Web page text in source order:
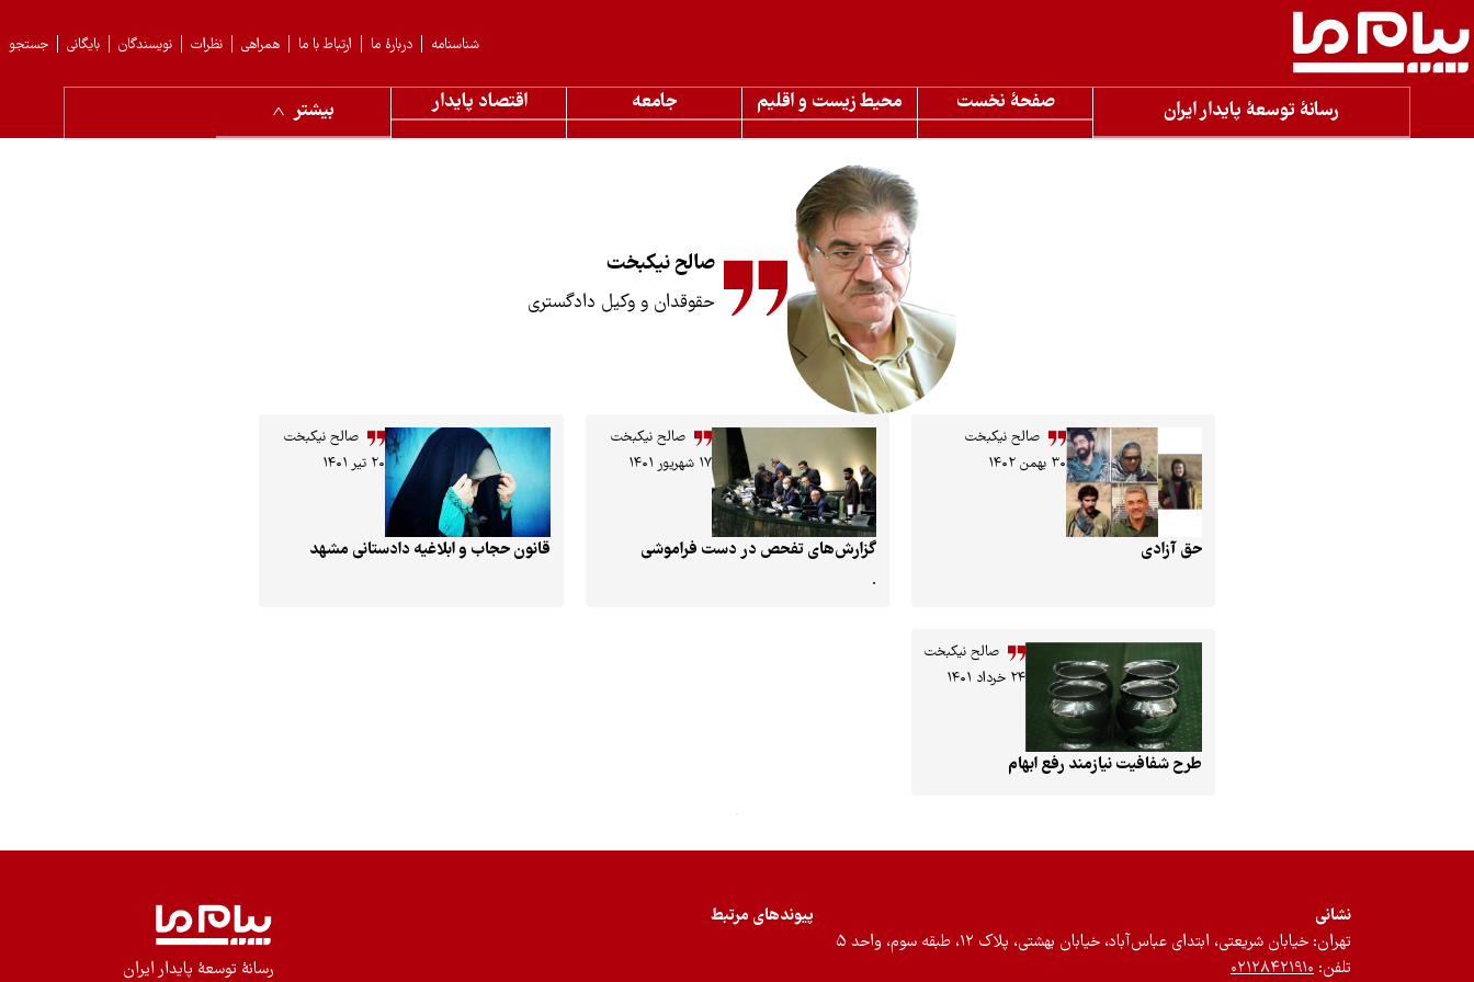
جستجو بایگانی نویسندگان نظرات همراهی ارتباط با ما دربارهٔ ما شناسنامه
رسانۀ توسعۀ پایدار ایران صفحۀ نخست محیط زیست و اقلیم جامعه اقتصاد پایدار بیشتر
صالح نیکبخت
حقوقدان و وکیل دادگستری
صالح نیکبخت
۳۰ بهمن ۱۴۰۲
حق آزادی
صالح نیکبخت
۱۷ شهریور ۱۴۰۱
گزارش‌‌‌های تفحص در دست فراموشی
.
صالح نیکبخت
۲۰ تیر ۱۴۰۱
قانون حجاب و ابلاغیه دادستانی مشهد
صالح نیکبخت
۲۴ خرداد ۱۴۰۱
طرح شفافیت نیازمند رفع ‌ابهام
نشانی
تهران: خیابان شریعتی، ابتدای عباس‌آباد، خیابان بهشتی، پلاک ۱۲، طبقه سوم، واحد ۵
تلفن: ۰۲۱۲۸۴۲۱۹۱۰
پیوندهای مرتبط
رسانۀ توسعۀ پایدار ایران